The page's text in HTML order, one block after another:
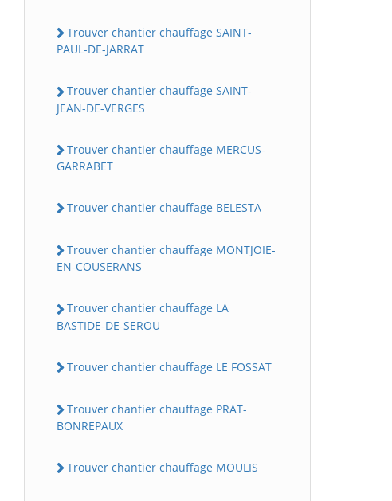
Trouver chantier chauffage SAINT-
PAUL-DE-JARRAT
Trouver chantier chauffage SAINT-
JEAN-DE-VERGES
Trouver chantier chauffage MERCUS-
GARRABET
Trouver chantier chauffage BELESTA
Trouver chantier chauffage MONTJOIE-
EN-COUSERANS
Trouver chantier chauffage LA
BASTIDE-DE-SEROU
Trouver chantier chauffage LE FOSSAT
Trouver chantier chauffage PRAT-
BONREPAUX
Trouver chantier chauffage MOULIS